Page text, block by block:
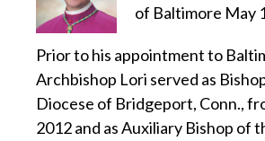
of Baltimore May
Prior to his appointment to
Archbishop Lori served as
Diocese of Bridgeport, Conn.,
2012 and as Auxiliary Bishop of